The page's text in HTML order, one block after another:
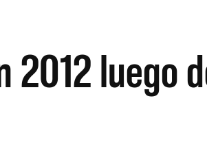
2012 luego